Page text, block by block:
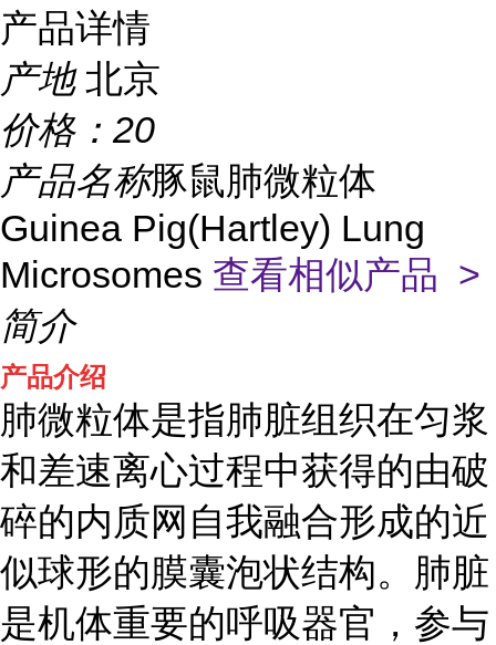
产品详情
产地 北京
价格： 20
产品名称豚鼠肺微粒体
Guinea Pig(Hartley) Lung
Microsomes 查看相似产品 >
简介
产品介绍
肺微粒体是指肺脏组织在匀浆
和差速离心过程中获得的由破
碎的内质网自我融合形成的近
似球形的膜囊泡状结构。肺脏
是机体重要的呼吸器官，参与